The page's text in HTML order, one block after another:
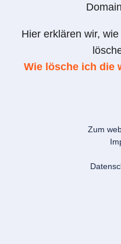
Hier erklären wir,
Wie lösche ich die
Zum